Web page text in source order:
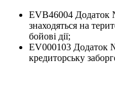
EVB46004 Додаток
знаходяться на
бойові дії;
EV000103 Додаток
кpедитоpську